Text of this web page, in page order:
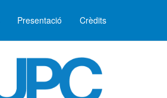
Presentació Crèdits